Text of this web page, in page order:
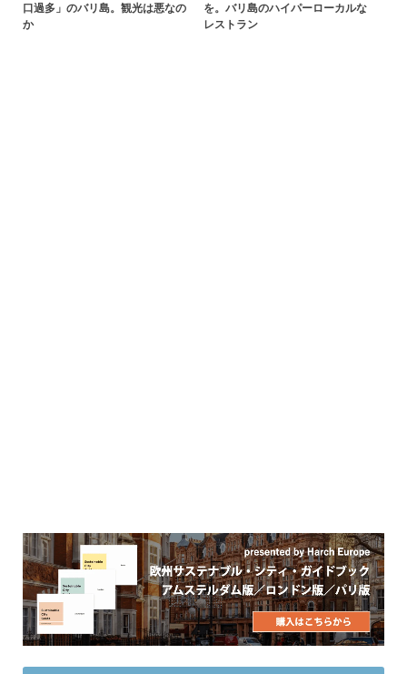
口過多」のバリ島。観光は悪なの
か
を。バリ島のハイパーローカルな
レストラン